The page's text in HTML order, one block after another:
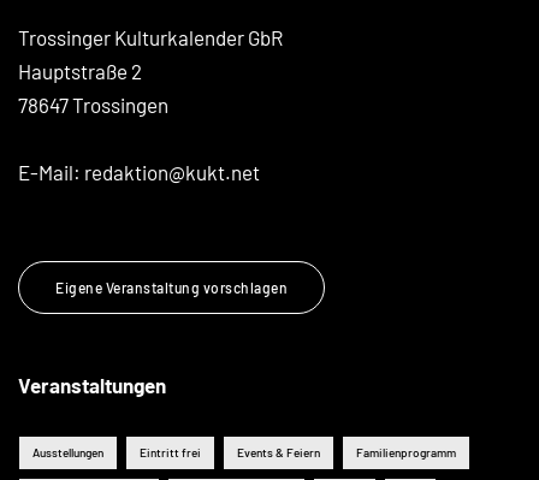
Trossinger Kulturkalender GbR
Hauptstraße 2
78647 Trossingen
E-Mail: redaktion@kukt.net
Eigene Veranstaltung vorschlagen
Veranstaltungen
Ausstellungen Eintritt frei Events & Feiern Familienprogramm